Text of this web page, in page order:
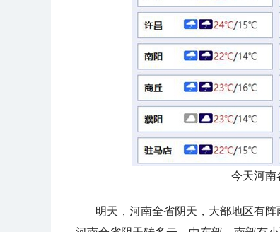
今天河南
明天，河南全省阴天，大部地区有